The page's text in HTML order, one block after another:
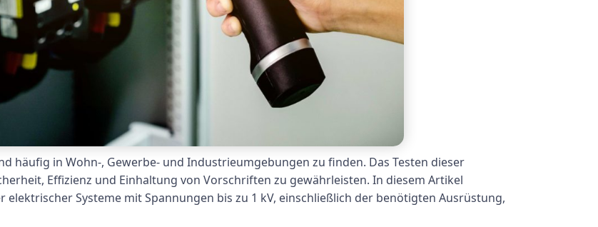
häufig in Wohn-, Gewerbe- und Industrieumgebungen zu finden. Das Testen dieser
Effizienz und Einhaltung von Vorschriften zu gewährleisten. In diesem Artikel
Systeme mit Spannungen bis zu 1 kV, einschließlich der benötigten Ausrüstung,